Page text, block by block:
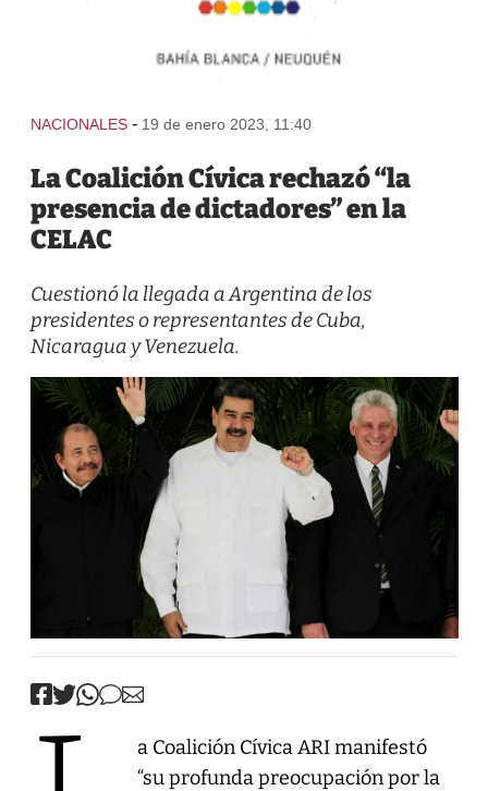
NACIONALES - 19 de enero 2023, 11:40
La Coalición Cívica rechazó “la
presencia de dictadores” en la
CELAC
Cuestionó la llegada a Argentina de los
presidentes o representantes de Cuba,
Nicaragua y Venezuela.
a Coalición Cívica ARI manifestó
“su profunda preocupación por la